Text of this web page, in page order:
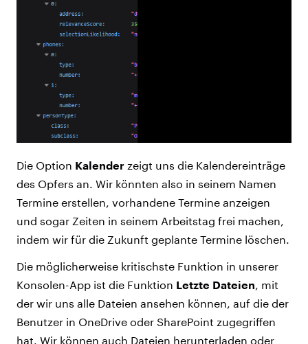
Die Option Kalender zeigt uns die Kalendereinträge
des Opfers an. Wir könnten also in seinem Namen
Termine erstellen, vorhandene Termine anzeigen
und sogar Zeiten in seinem Arbeitstag frei machen,
indem wir für die Zukunft geplante Termine löschen.
Die möglicherweise kritischste Funktion in unserer
Konsolen-App ist die Funktion Letzte Dateien, mit
der wir uns alle Dateien ansehen können, auf die der
Benutzer in OneDrive oder SharePoint zugegriffen
hat. Wir können auch Dateien herunterladen oder